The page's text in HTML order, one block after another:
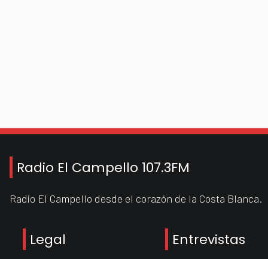
Radio El Campello 107.3FM
Radio El Campello desde el corazón de la Costa Blanca.
Legal Entrevistas